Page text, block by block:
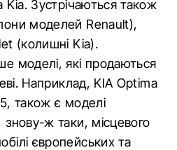
Kia. Зустрічаються також
моделей Renault),
(колишні Kia).
моделі, які продаються
Наприклад, KIA Optima
також є моделі
знову-ж таки, місцевого
європейських та